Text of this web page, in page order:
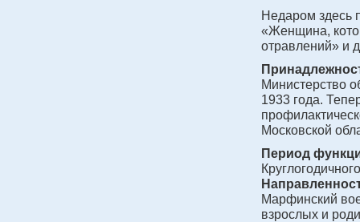
Недаром здесь
«Женщина,
отравлений» и
Министерство
1933 года.
Московской
Период
Марфинский
взрослых и